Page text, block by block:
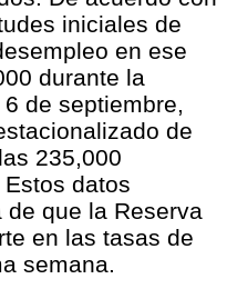
iniciales de
en ese
durante la
de septiembre,
de
235,000
datos
de que la Reserva
en las tasas de
semana.